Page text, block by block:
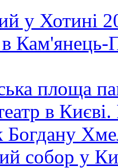
у Хотині
Кам'янець-
площа
в
Богдану
собор у